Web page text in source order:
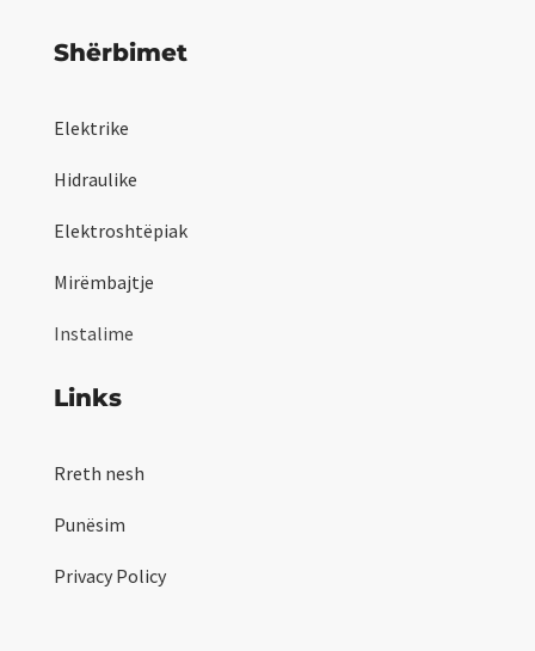
Shërbimet
Elektrike
Hidraulike
Elektroshtëpiak
Mirëmbajtje
Instalime
Links
Rreth nesh
Punësim
Privacy Policy